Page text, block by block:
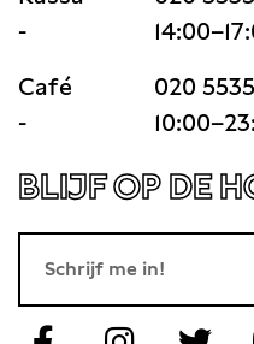
-
Café
020
-
BLIJF OP DE